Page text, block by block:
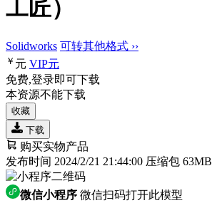
工匠）
Solidworks 可转其他格式 ››
￥ 元 VIP元
免费,登录即可下载
本资源不能下载
收藏
下载
购买实物产品
发布时间 2024/2/21 21:44:00 压缩包 63MB
微信小程序 微信扫码打开此模型